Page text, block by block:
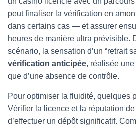
peut finaliser la vérification en
dans certains cas — et assurer
heures de manière ultra prévisible.
scénario, la sensation d’un “retrait
vérification anticipée, réalisée
que d’une absence de contrôle.
Pour optimiser la fluidité, quelques
Vérifier la licence et la réputation de
d’effectuer un dépôt significatif.